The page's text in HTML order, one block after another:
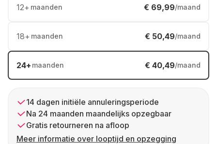
12+ maanden € 69,99/maand
18+ maanden € 50,49/maand
24+ maanden € 40,49/maand
14 dagen initiële annuleringsperiode
Na 24 maanden maandelijks opzegbaar
Gratis retourneren na afloop
Meer informatie over looptijd en opzegging